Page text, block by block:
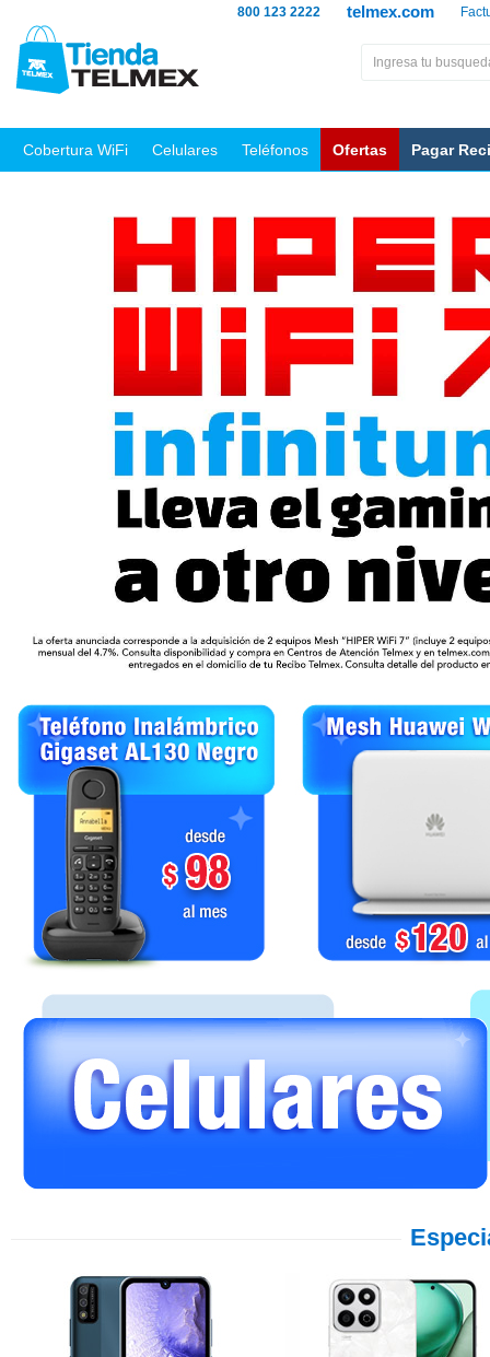
telmex.com
800 123 2222
Cobertura WiFi Celulares Teléfonos Ofertas Pagar